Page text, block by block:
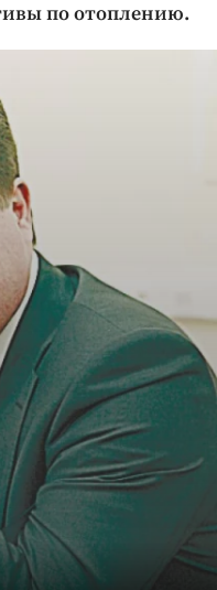
по отоплению.